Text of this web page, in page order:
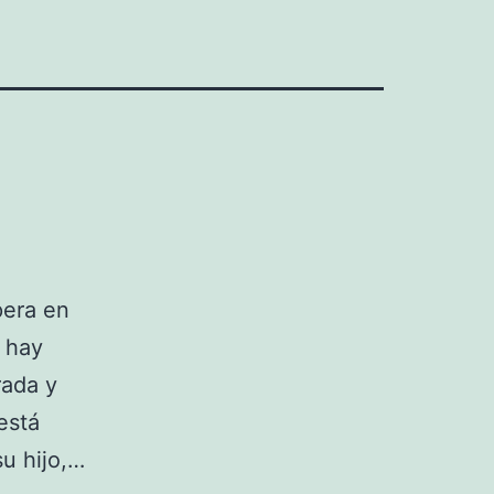
en
hay
y
hijo,…